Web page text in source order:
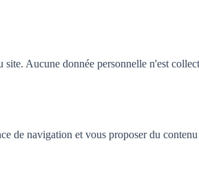
Aucune donnée personnelle n'est
de navigation et vous proposer du